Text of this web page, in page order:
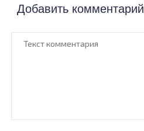
Добавить комментарий